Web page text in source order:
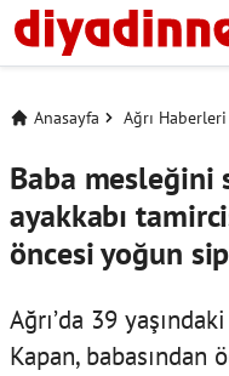
Anasayfa Ağrı Haberleri
Baba mesleğini
ayakkabı
öncesi yoğun
Ağrı’da 39
Kapan,